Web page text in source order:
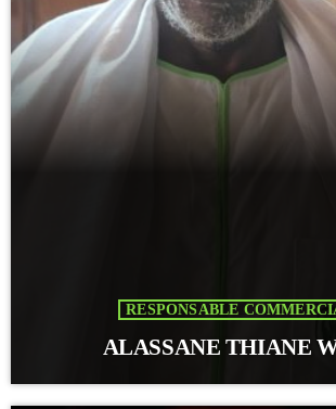
RESPONSABLE
ALASSANE THIANE